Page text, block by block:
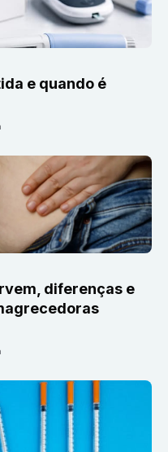
e quando é
diferenças e